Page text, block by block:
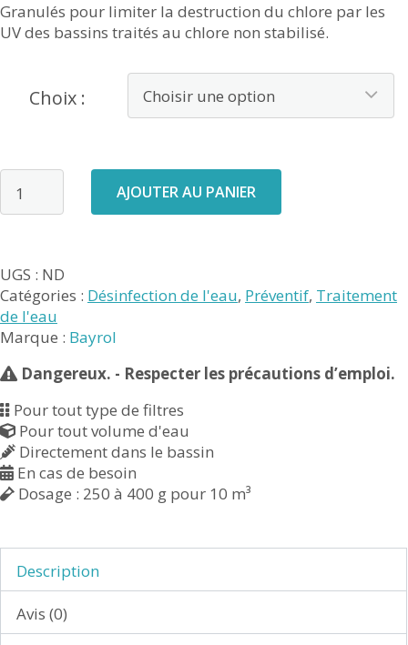
Granulés pour limiter la destruction du chlore par les
UV des bassins traités au chlore non stabilisé.
Choix :
de
AJOUTER AU PANIER
UGS : ND
Catégories : Désinfection de l'eau, Préventif, Traitement
de l'eau
Marque : Bayrol
Dangereux. - Respecter les précautions d’emploi.
Pour tout type de filtres
Pour tout volume d'eau
Directement dans le bassin
En cas de besoin
Dosage : 250 à 400 g pour 10 m³
Description
Avis (0)